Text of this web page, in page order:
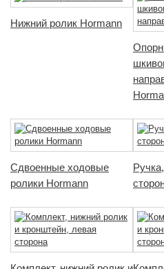
Нижний ролик Hormann
Сдвоенные ходовые
ролики Hormann